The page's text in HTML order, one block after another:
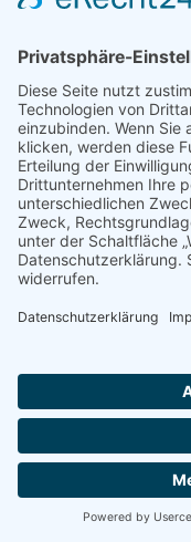
SCHULZE –